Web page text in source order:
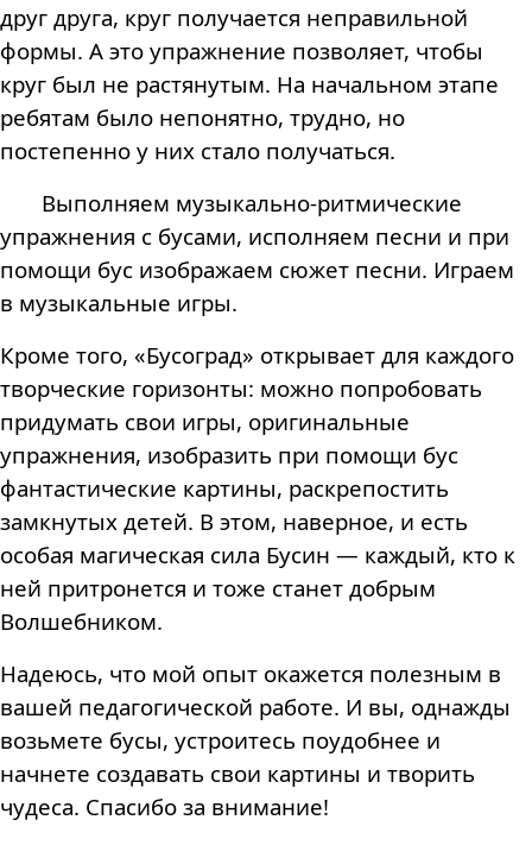
друг друга, круг получается неправильной
формы. А это упражнение позволяет, чтобы
круг был не растянутым. На начальном этапе
ребятам было непонятно, трудно, но
постепенно у них стало получаться.
Выполняем музыкально-ритмические
упражнения с бусами, исполняем песни и при
помощи бус изображаем сюжет песни. Играем
в музыкальные игры.
Кроме того, «Бусоград» открывает для каждого
творческие горизонты: можно попробовать
придумать свои игры, оригинальные
упражнения, изобразить при помощи бус
фантастические картины, раскрепостить
замкнутых детей. В этом, наверное, и есть
особая магическая сила Бусин — каждый, кто к
ней притронется и тоже станет добрым
Волшебником.
Надеюсь, что мой опыт окажется полезным в
вашей педагогической работе. И вы, однажды
возьмете бусы, устроитесь поудобнее и
начнете создавать свои картины и творить
чудеса. Спасибо за внимание!